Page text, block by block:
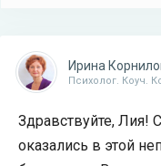
Ирина
Психолог. Коуч.
Здравствуйте, Лия!
оказались в этой